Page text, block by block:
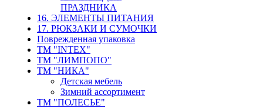
ПРАЗДНИКА
16. ЭЛЕМЕНТЫ ПИТАНИЯ
17. РЮКЗАКИ И СУМОЧКИ
Поврежденная упаковка
ТМ "INTEX"
ТМ "ЛИМПОПО"
ТМ "НИКА"
Детская мебель
Зимний ассортимент
ТМ "ПОЛЕСЬЕ"